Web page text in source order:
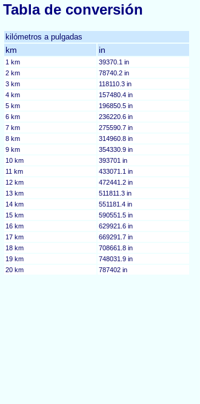
Tabla de conversión
kilómetros a pulgadas
km in
1 km
39370.1 in
2 km
78740.2 in
3 km
118110.3 in
4 km
157480.4 in
5 km
196850.5 in
6 km
236220.6 in
7 km
275590.7 in
8 km
314960.8 in
9 km
354330.9 in
10 km
393701 in
11 km
433071.1 in
12 km
472441.2 in
13 km
511811.3 in
14 km
551181.4 in
15 km
590551.5 in
16 km
629921.6 in
17 km
669291.7 in
18 km
708661.8 in
19 km
748031.9 in
20 km
787402 in